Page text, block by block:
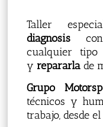
Taller
diagnosis con
cualquier
yrepararla de
Grupo
técnicos y
trabajo, desde